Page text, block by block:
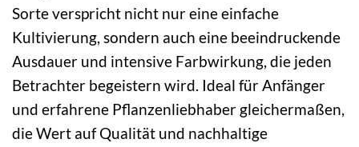
Sorte verspricht nicht nur eine einfache
Kultivierung, sondern auch eine beeindruckende
Ausdauer und intensive Farbwirkung, die jeden
Betrachter begeistern wird. Ideal für Anfänger
und erfahrene Pflanzenliebhaber gleichermaßen,
die Wert auf Qualität und nachhaltige